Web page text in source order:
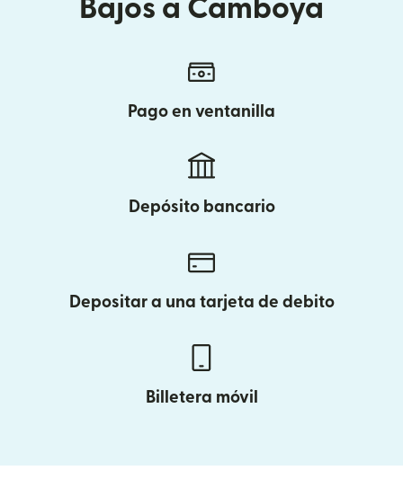
Bajos a Camboya
Pago en ventanilla
Depósito bancario
Depositar a una tarjeta de debito
Billetera móvil